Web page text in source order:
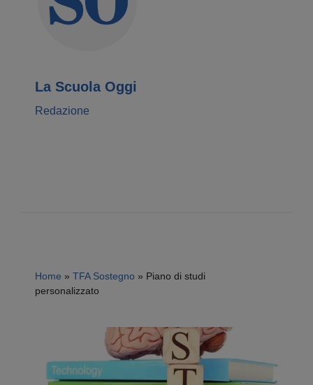
La Scuola Oggi
Redazione
Home » TFA Sostegno » Piano di studi
personalizzato